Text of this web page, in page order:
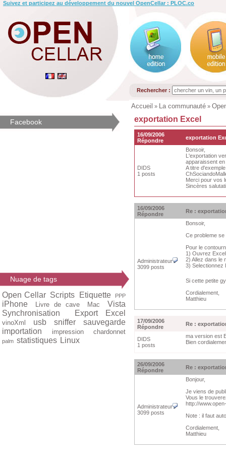
Suivez et participez au développement du nouvel OpenCellar : PLOC.co
Rechercher :
Accueil » La communauté »
Facebook
Nuage de tags
Open Cellar Scripts Etiquette PPP
iPhone Livre de cave Mac
Vista
Synchronisation
Export Excel
vinoXml usb sniffer
sauvegarde
importation
impression chardonnet
palm statistiques Linux
exportation Excel
16/09/2006
Répondre
exportation
DIDS
1 posts
Bonsoir,
L'exportation
apparaissent
A titre
Merci pour vos
Sincères
16/09/2006
Répondre
Re :
Administrateur
3099 posts
Bonsoir,
Ce probleme
Pour le
1) Ouvrez
2) Allez dans le
3) Selectionnez
Si cette petite
Cordialement,
Matthieu
17/09/2006
Répondre
Re :
DIDS
1 posts
ma version est
Bien
26/09/2006
Répondre
Re :
Administrateur
3099 posts
Bonjour,
Je viens de
Vous le
http://
Note : il faut
Cordialement,
Matthieu